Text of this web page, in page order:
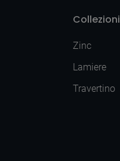
Collezioni
Zinc
Lamiere
Travertino